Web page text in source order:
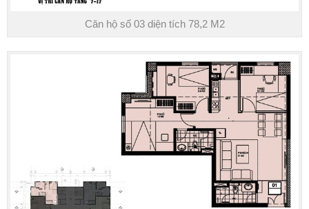
Căn hộ số 03 diện tích 78,2 M2